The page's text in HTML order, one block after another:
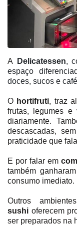
A Delicatessen,
espaço
doces, sucos e
O hortifruti, traz
frutas, legumes e
diariamente.
descascadas,
praticidade que
E por falar em
também
consumo imediato.
Outros
sushi oferecem
ser preparados na